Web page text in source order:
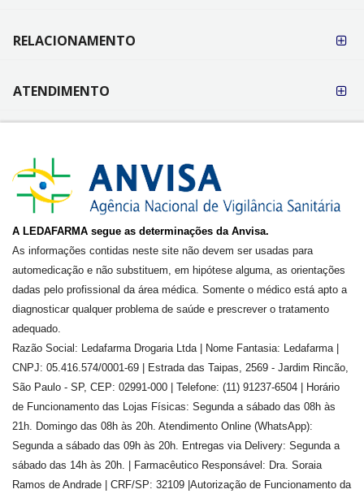
RELACIONAMENTO
ATENDIMENTO
A LEDAFARMA segue as determinações da Anvisa.
As informações contidas neste site não devem ser usadas para
automedicação e não substituem, em hipótese alguma, as orientações
dadas pelo profissional da área médica. Somente o médico está apto a
diagnosticar qualquer problema de saúde e prescrever o tratamento
adequado.
Razão Social: Ledafarma Drogaria Ltda | Nome Fantasia: Ledafarma |
CNPJ: 05.416.574/0001-69 | Estrada das Taipas, 2569 - Jardim Rincão,
São Paulo - SP, CEP: 02991-000 | Telefone: (11) 91237-6504 | Horário
de Funcionamento das Lojas Físicas: Segunda a sábado das 08h às
21h. Domingo das 08h às 20h. Atendimento Online (WhatsApp):
Segunda a sábado das 09h às 20h. Entregas via Delivery: Segunda a
sábado das 14h às 20h. | Farmacêutico Responsável: Dra. Soraia
Ramos de Andrade
| CRF/SP: 32109 |Autorização de Funcionamento da